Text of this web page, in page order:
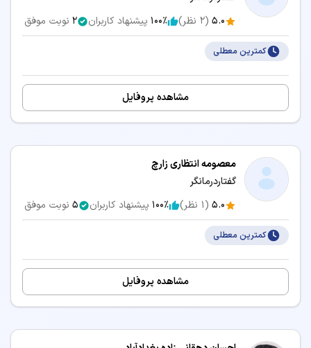
5.0
(
2 نظر) 100٪ پیشنهاد کاربران 2 نوبت موفق
کمترین معطلی
مشاهده پروفایل
معصومه انتظاری زارچ
گفتاردرمانگر
5.0
(
1 نظر) 100٪ پیشنهاد کاربران 5 نوبت موفق
کمترین معطلی
مشاهده پروفایل